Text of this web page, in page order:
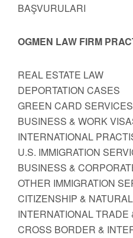
BAŞVURULARI
OGMEN LAW FIRM
REAL ESTATE LAW
DEPORTATION CASES
GREEN CARD SERVICES
BUSINESS & WORK
INTERNATIONAL
U.S. IMMIGRATION
BUSINESS &
OTHER IMMIGRATION
CITIZENSHIP &
INTERNATIONAL
CROSS BORDER &